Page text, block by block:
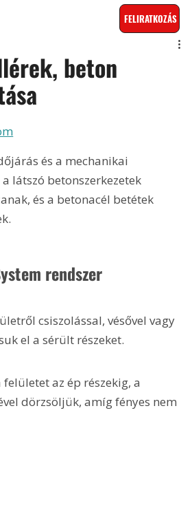
FELIRATKOZÁS
beton
és a mechanikai
látszó betonszerkezetek
és a betonacél betétek
rendszer
el a sérült részeket.
dörzsöljük, amíg fényes nem